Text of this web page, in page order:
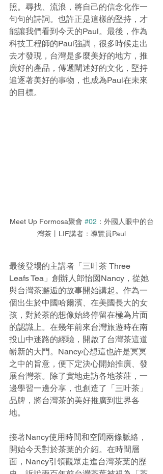
照。尋找、流浪，將自己的信念化作一
句句的詩詞。也許正是這樣的堅持，才
能讓我們看到今天的Paul。最後，作為
科技工程師的Paul強調，很多時候走出
去才發現，台灣是多麼美好的地方，推
廣好的產品，傳遞闡述好的文化，堅持
追逐著美好的事物，也成為Paul在未來
的目標。
Meet Up Formosa聚會 #02 ：外國人眼中的台
灣茶丨LIF講者：導覽員Paul
最後登場的主講者「三叶茶 Three
Leafs Tea」創辦人郎怡囡Nancy，從她
與台灣茶邂逅的故事開始講起。作為一
個出生於中國哈爾濱、在美國長大的女
孩，對於茶的想像始終停留在極為片面
的認識上。在幾年前來台灣旅遊時在南
投山中迷路的經驗，開啟了台灣茶這道
嶄新的大門。Nancy心想這也許是冥冥
之中的旨意，便下定決心開始推廣、發
展台灣茶。除了實地走訪各地茶莊，一
邊學習一邊分享，也創造了「三叶茶」
品牌，將台灣茶的美好推廣到世界各
地。
接著Nancy使用時間和空間兩條脈絡，
開始今天對於茶葉的介紹。在時間層
面，Nancy引領觀眾走進台灣茶葉的歷